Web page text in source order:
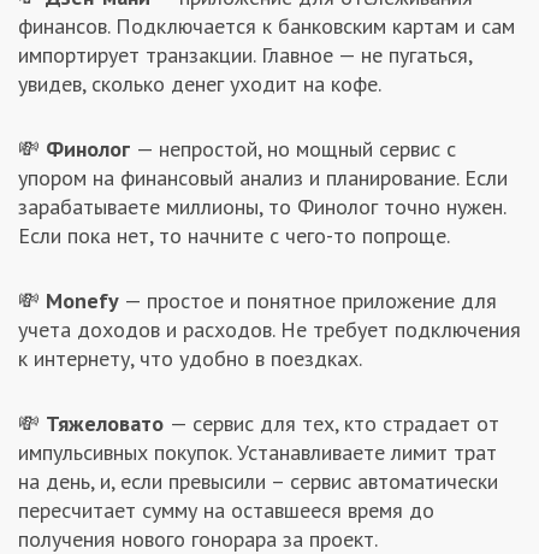
финансов. Подключается к банковским картам и сам
импортирует транзакции. Главное — не пугаться,
увидев, сколько денег уходит на кофе.
💸 Финолог — непростой, но мощный сервис с
упором на финансовый анализ и планирование. Если
зарабатываете миллионы, то Финолог точно нужен.
Если пока нет, то начните с чего-то попроще.
💸 Monefy — простое и понятное приложение для
учета доходов и расходов. Не требует подключения
к интернету, что удобно в поездках.
💸 Тяжеловато — сервис для тех, кто страдает от
импульсивных покупок. Устанавливаете лимит трат
на день, и, если превысили – сервис автоматически
пересчитает сумму на оставшееся время до
получения нового гонорара за проект.